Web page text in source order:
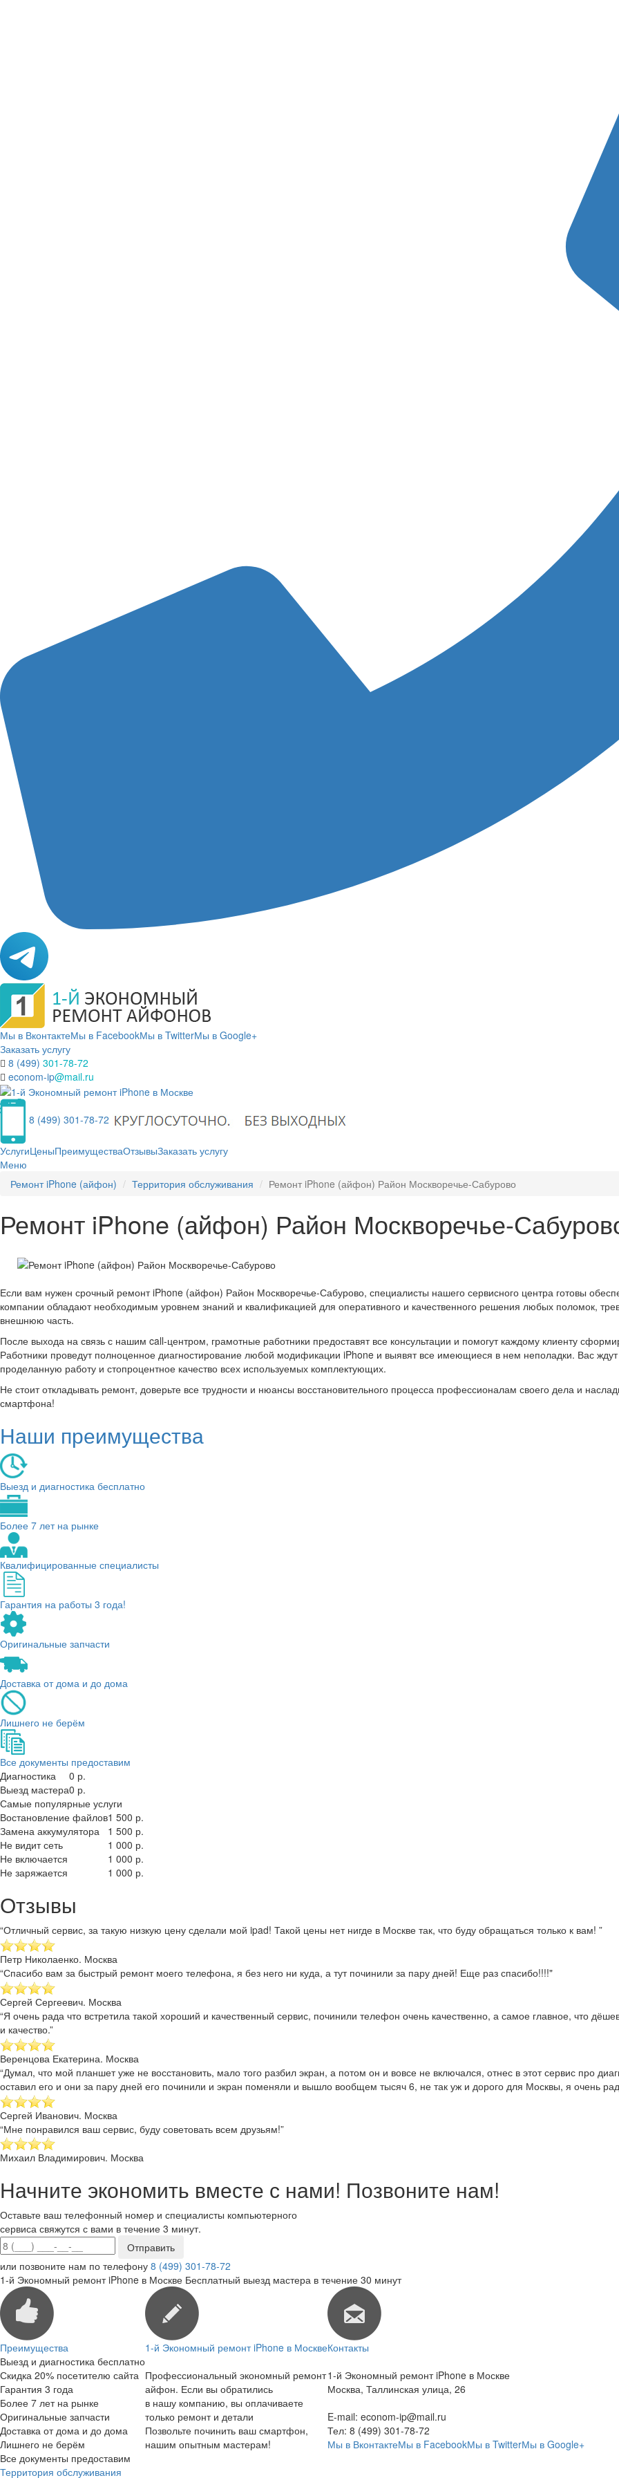
Мы в ВконтактеМы в FacebookМы в TwitterМы в Google+
Заказать услугу
8 (499) 301-78-72
econom-ip@mail.ru
8 (499) 301-78-72
УслугиЦеныПреимуществаОтзывыЗаказать услугу
Меню
Ремонт iPhone (айфон)
Территория обслуживания Ремонт iPhone (айфон) Район Москворечье-Сабурово
Ремонт iPhone (айфон) Район Москворечье-
Если вам нужен срочный ремонт iPhone (айфон) Район Москворечье-Сабурово, специалисты нашего сервисного центра готовы
компании обладают необходимым уровнем знаний и квалификацией для оперативного и качественного решения любых поломок,
внешнюю часть.
После выхода на связь с нашим call-центром, грамотные работники предоставят все консультации и помогут каждому клиенту
Работники проведут полноценное диагностирование любой модификации iPhone и выявят все имеющиеся в нем неполадки. Вас ждут
проделанную работу и стопроцентное качество всех используемых комплектующих.
Не стоит откладывать ремонт, доверьте все трудности и нюансы восстановительного процесса профессионалам своего дела и
смартфона!
Наши преимущества
Выезд и диагностика бесплатно
Более 7 лет на рынке
Квалифицированные специалисты
Гарантия на работы 3 года!
Оригинальные запчасти
Доставка от дома и до дома
Лишнего не берём
Все документы предоставим
Диагностика
0 р.
Выезд мастера0 р.
Самые популярные услуги
Востановление файлов1 500 р.
Замена аккумулятора
1 500 р.
Не видит сеть
1 000 р.
Не включается
1 000 р.
Не заряжается
1 000 р.
Отзывы
“Отличный сервис, за такую низкую цену сделали мой ipad! Такой цены нет нигде в Москве так, что буду обращаться только к вам! ”
Петр Николаенко. Москва
“Спасибо вам за быстрый ремонт моего телефона, я без него ни куда, а тут починили за пару дней! Еще раз спасибо!!!!"
Сергей Сергеевич. Москва
“Я очень рада что встретила такой хороший и качественный сервис, починили телефон очень качественно, а самое главное, что
и качество.”
Веренцова Екатерина. Москва
“Думал, что мой планшет уже не восстановить, мало того разбил экран, а потом он и вовсе не включался, отнес в этот сервис про
оставил его и они за пару дней его починили и экран поменяли и вышло вообщем тысяч 6, не так уж и дорого для Москвы, я очень
Сергей Иванович. Москва
“Мне понравился ваш сервис, буду советовать всем друзьям!”
Михаил Владимирович. Москва
Начните экономить вместе с нами! Позвоните нам!
Оставьте ваш телефонный номер и специалисты компьютерного
сервиса свяжутся с вами в течение 3 минут.
или позвоните нам по телефону 8 (499) 301-78-72
1-й Экономный ремонт iPhone в Москве Бесплатный выезд мастера в течение 30 минут
Преимущества 1-й Экономный ремонт iPhone в МосквеКонтакты
Выезд и диагностика бесплатно
Скидка 20% посетителю сайта
Гарантия 3 года
Более 7 лет на рынке
Оригинальные запчасти
Доставка от дома и до дома
Лишнего не берём
Все документы предоставим
Профессиональный экономный ремонт
айфон. Если вы обратились
в нашу компанию, вы оплачиваете
только ремонт и детали
Позвольте починить ваш смартфон,
нашим опытным мастерам!
1-й Экономный ремонт iPhone в Москве
Москва, Таллинская улица, 26
E-mail: econom-ip@mail.ru
Тел: 8 (499) 301-78-72
Мы в ВконтактеМы в FacebookМы в TwitterМы в Google+
Территория обслуживания